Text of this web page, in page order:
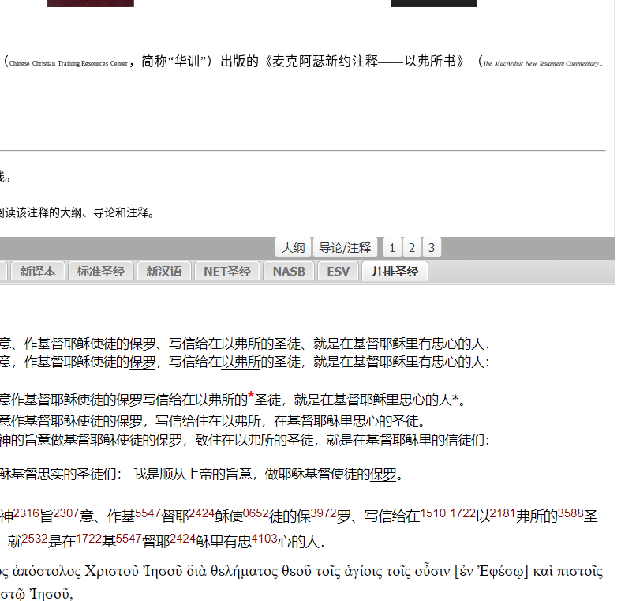
Chinese Christian Training Resources Center，简称“华训”）出版的《麦克阿瑟新约注释——以弗所书》（The MacArthur New Testament Commentary：
。
读该注释的大纲、导论和注释。